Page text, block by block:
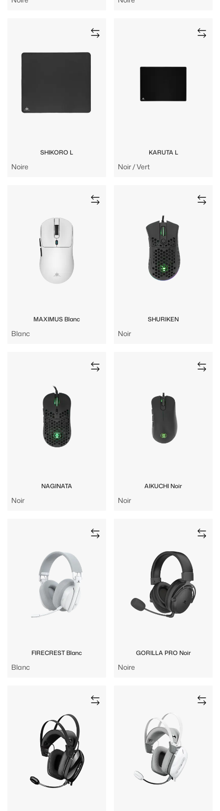
SHIKORO L
Noire
KARUTA L
Noir / Vert
MAXIMUS Blanc
Blanc
SHURIKEN
Noir
NAGINATA
Noir
AIKUCHI Noir
Noir
FIRECREST Blanc
Blanc
GORILLA PRO Noir
Noire